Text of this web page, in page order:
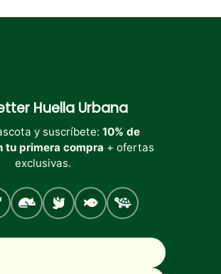
Huella Urbana
y suscríbete: 10% de
tu primera compra + ofertas
exclusivas.
Roedores
Aves PecesTortugas